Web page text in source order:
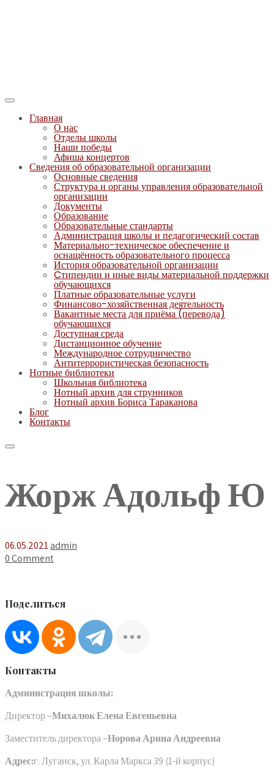
Главная
О нас
Отделы школы
Наши победы
Афиша концертов
Сведения об образовательной организации
Основные сведения
Структура и органы управления образовательной
организации
Документы
Образование
Образовательные стандарты
Администрация школы и педагогический состав
Материально-техническое обеспечение и
оснащённость образовательного процесса
История образовательной организации
Cтипендии и иные виды материальной поддержки
обучающихся
Платные образовательные услуги
Финансово-хозяйственная деятельность
Вакантные места для приёма (перевода)
обучающихся
Доступная среда
Дистанционное обучение
Международное сотрудничество
Антитеррористическая безопасность
Нотные библиотеки
Школьная библиотека
Нотный архив для струнников
Нотный архив Бориса Тараканова
Блог
Контакты
Жорж Адольф Ю
06.05.2021admin
0 Comment
Поделиться
Контакты
Администрация школы:
Директор –Михалюк Елена Евгеньевна
Заместитель директора –Норова Арина Андреевна
Адрес:г. Луганск, ул. Карла Маркса 39 (1-й корпус)